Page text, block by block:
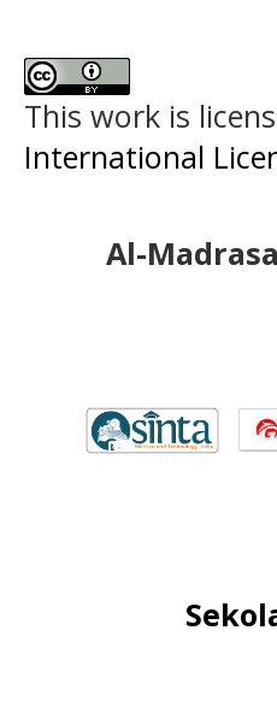
This work is
International
Al-